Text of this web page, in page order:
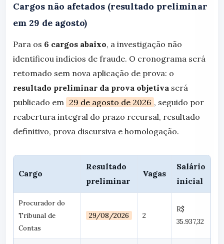
Cargos não afetados (resultado preliminar
em 29 de agosto)
Para os 6 cargos abaixo, a investigação não
identificou indícios de fraude. O cronograma será
retomado sem nova aplicação de prova: o
resultado preliminar da prova objetiva será
publicado em 29 de agosto de 2026 , seguido por
reabertura integral do prazo recursal, resultado
definitivo, prova discursiva e homologação.
Cargo
Resultado
preliminar
Vagas
Salário
inicial
Procurador do
Tribunal de
Contas
29/08/2026 2
R$
35.937,32